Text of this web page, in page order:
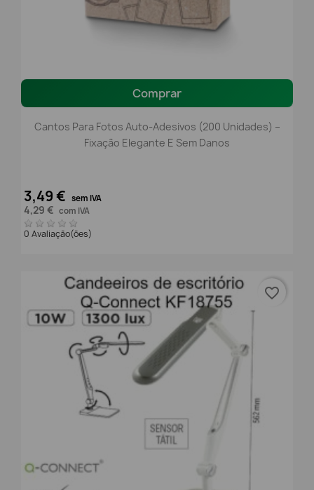
Comprar
Cantos Para Fotos Auto-Adesivos (200 Unidades) –
Fixação Elegante E Sem Danos
3,49 € sem IVA
4,29 € com IVA
0 Avaliação(ões)
favorite_border